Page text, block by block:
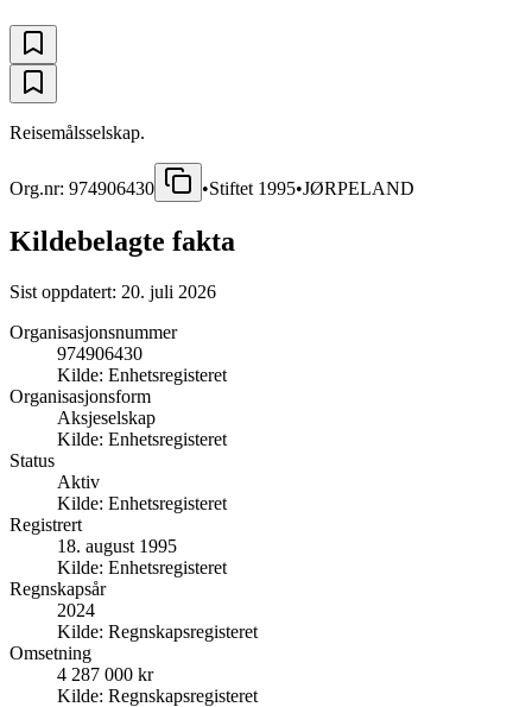
Reisemålsselskap.
Org.nr: 974906430 •Stiftet 1995•JØRPELAND
Kildebelagte fakta
Sist oppdatert: 20. juli 2026
Organisasjonsnummer
974906430
Kilde: Enhetsregisteret
Organisasjonsform
Aksjeselskap
Kilde: Enhetsregisteret
Status
Aktiv
Kilde: Enhetsregisteret
Registrert
18. august 1995
Kilde: Enhetsregisteret
Regnskapsår
2024
Kilde: Regnskapsregisteret
Omsetning
4 287 000 kr
Kilde: Regnskapsregisteret